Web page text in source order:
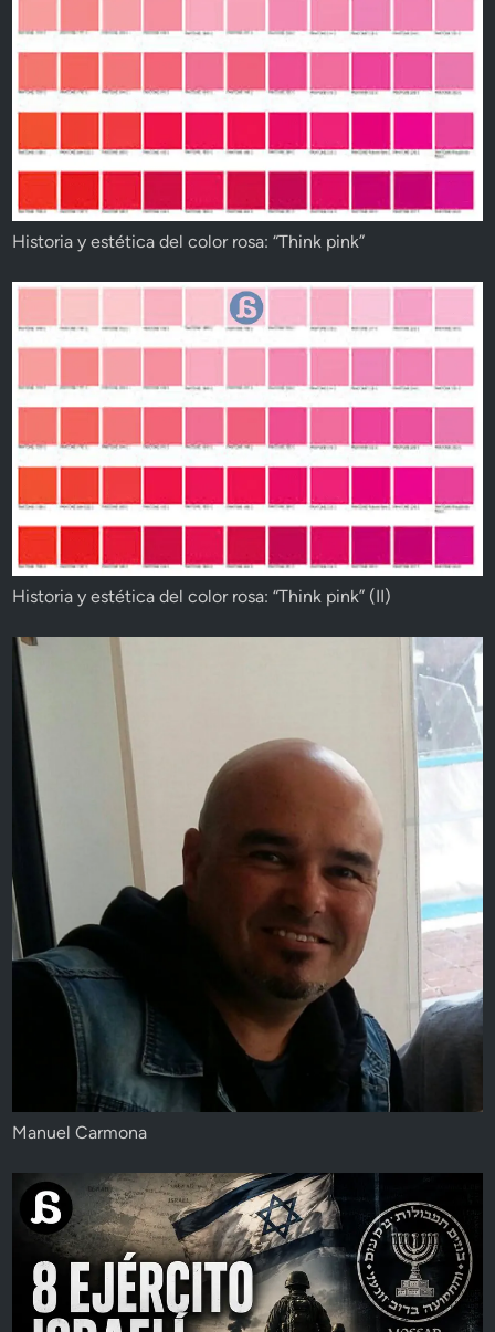
Historia y estética del color rosa: “Think pink”
Historia y estética del color rosa: “Think pink” (II)
Manuel Carmona